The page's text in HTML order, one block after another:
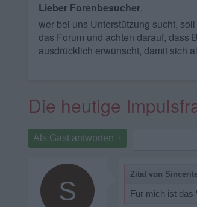
Lieber Forenbesucher,
wer bei uns Unterstützung sucht,
das Forum und achten darauf, dass
ausdrücklich erwünscht, damit sich
Die heutige
Als Gast antworten +
S
Zitat von
Für mich ist das